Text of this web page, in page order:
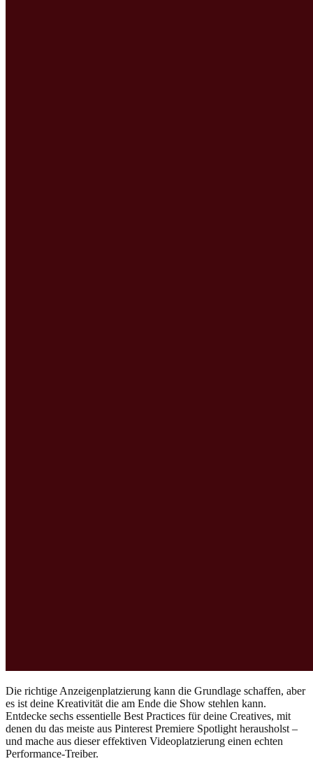
Die richtige Anzeigenplatzierung kann die Grundlage schaffen, aber
es ist deine Kreativität die am Ende die Show stehlen kann.
Entdecke sechs essentielle Best Practices für deine Creatives, mit
denen du das meiste aus Pinterest Premiere Spotlight herausholst –
und mache aus dieser effektiven Videoplatzierung einen echten
Performance-Treiber.